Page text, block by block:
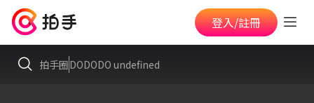
登入/註冊
拍手圈DODODO undefined